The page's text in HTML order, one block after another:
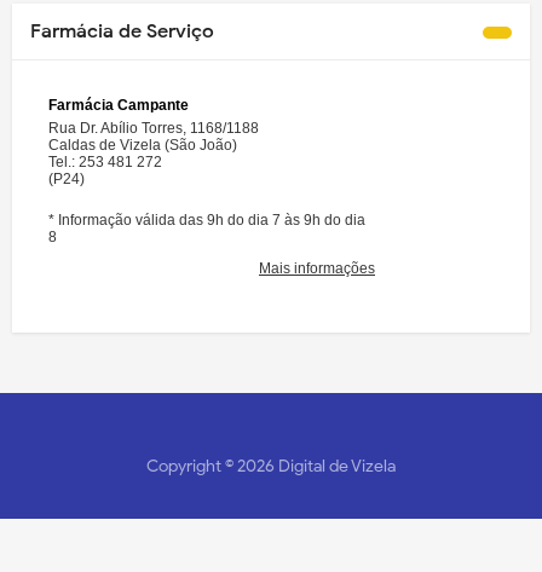
Farmácia de Serviço
Copyright ©2026 Digital de Vizela